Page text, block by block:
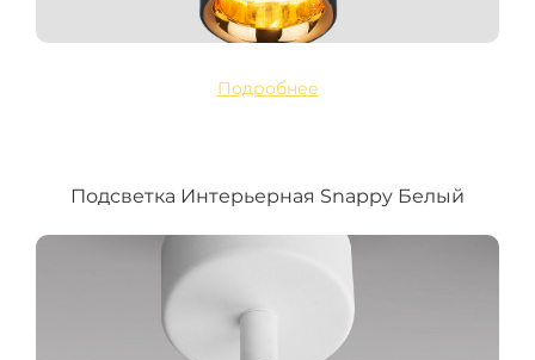
Подробнее
Подсветка Интерьерная Snappy Белый